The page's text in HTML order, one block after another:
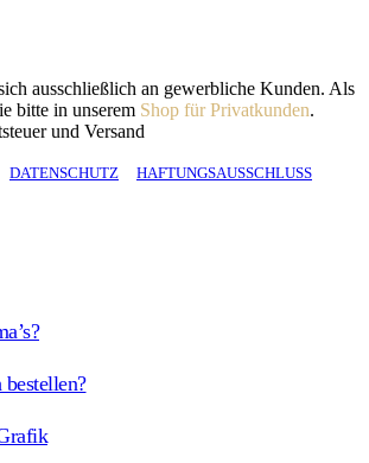
ausschließlich an gewerbliche Kunden. Als
bitte in unserem Shop für Privatkunden.
und Versand
DATENSCHUTZ
HAFTUNGSAUSSCHLUSS